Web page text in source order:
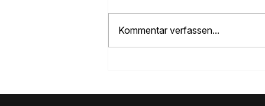
wie du zur 1% gehörst.
Kommentar verfassen...